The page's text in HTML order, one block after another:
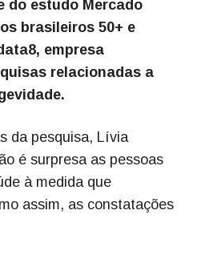
do estudo Mercado
brasileiros 50+ e
empresa
relacionadas a
da pesquisa, Lívia
é surpresa as pessoas
à medida que
assim, as constatações